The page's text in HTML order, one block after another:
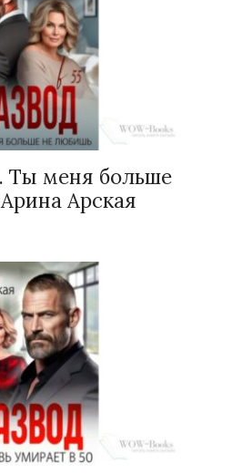
Ты меня больше
Арская